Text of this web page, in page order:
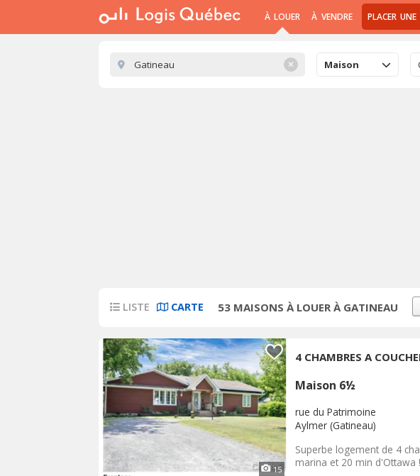
À LOUER À VENDRE PLACER
✕ Maison
LISTE CARTE 53 MAISONS À LOUER À GATINEAU
15
4 CHAMBRES A
Maison 6½
rue du Patrimoine
Aylmer (Gatineau)
Superbe logement de 4
marina et 20 min d'Ottawa